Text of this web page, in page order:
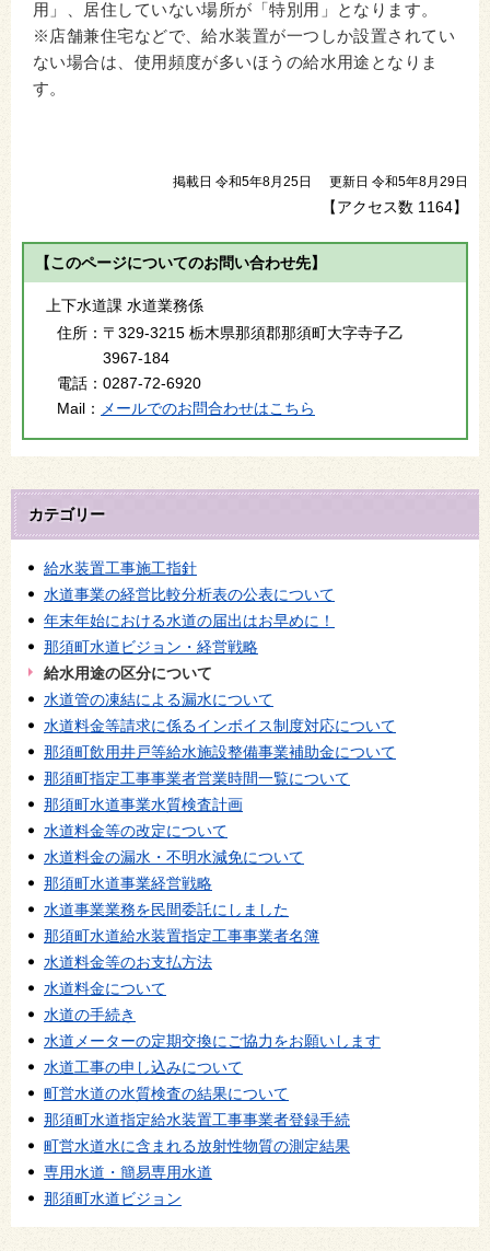
用」、居住していない場所が「特別用」となります。
※店舗兼住宅などで、給水装置が一つしか設置されてい
ない場合は、使用頻度が多いほうの給水用途となりま
す。
掲載日 令和5年8月25日 更新日 令和5年8月29日
【アクセス数 1164】
【このページについてのお問い合わせ先】
上下水道課 水道業務係
住所： 〒329-3215 栃木県那須郡那須町大字寺子乙
3967-184
電話： 0287-72-6920
Mail：
メールでのお問合わせはこちら
カテゴリー
給水装置工事施工指針
水道事業の経営比較分析表の公表について
年末年始における水道の届出はお早めに！
那須町水道ビジョン・経営戦略
給水用途の区分について
水道管の凍結による漏水について
水道料金等請求に係るインボイス制度対応について
那須町飲用井戸等給水施設整備事業補助金について
那須町指定工事事業者営業時間一覧について
那須町水道事業水質検査計画
水道料金等の改定について
水道料金の漏水・不明水減免について
那須町水道事業経営戦略
水道事業業務を民間委託にしました
那須町水道給水装置指定工事事業者名簿
水道料金等のお支払方法
水道料金について
水道の手続き
水道メーターの定期交換にご協力をお願いします
水道工事の申し込みについて
町営水道の水質検査の結果について
那須町水道指定給水装置工事事業者登録手続
町営水道水に含まれる放射性物質の測定結果
専用水道・簡易専用水道
那須町水道ビジョン